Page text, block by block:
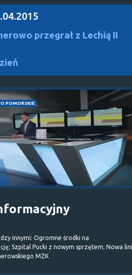
przegrał z Lechią II
POMORSKIE
innymi: Ogromne środki na
Szpital Pucki z nowym sprzętem; Nowa
MZK